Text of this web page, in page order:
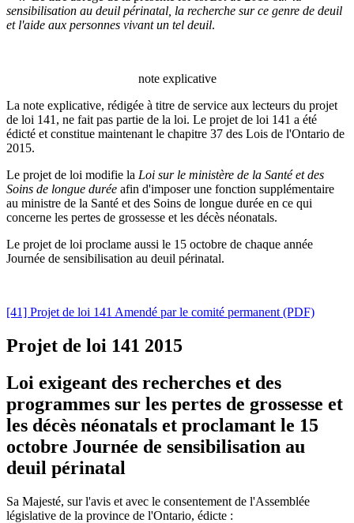
sensibilisation au deuil périnatal, la recherche sur ce genre de deuil
et l'aide aux personnes vivant un tel deuil.
note explicative
La note explicative, rédigée à titre de service aux lecteurs du projet
de loi 141, ne fait pas partie de la loi. Le projet de loi 141 a été
édicté et constitue maintenant le chapitre 37 des Lois de l'Ontario de
2015.
Le projet de loi modifie la Loi sur le ministère de la Santé et des
Soins de longue durée afin d'imposer une fonction supplémentaire
au ministre de la Santé et des Soins de longue durée en ce qui
concerne les pertes de grossesse et les décès néonatals.
Le projet de loi proclame aussi le 15 octobre de chaque année
Journée de sensibilisation au deuil périnatal.
[41] Projet de loi 141 Amendé par le comité permanent (PDF)
Projet de loi 141 2015
Loi exigeant des recherches et des
programmes sur les pertes de grossesse et
les décès néonatals et proclamant le 15
octobre Journée de sensibilisation au
deuil périnatal
Sa Majesté, sur l'avis et avec le consentement de l'Assemblée
législative de la province de l'Ontario, édicte :